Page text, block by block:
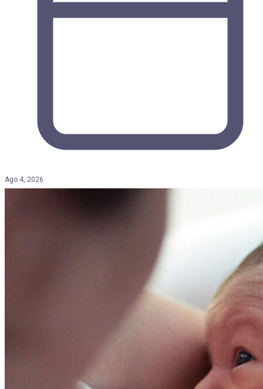
Ago 4, 2026